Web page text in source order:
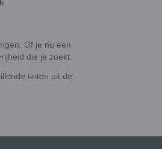
Of je nu een
die je zoekt.
tinten uit de